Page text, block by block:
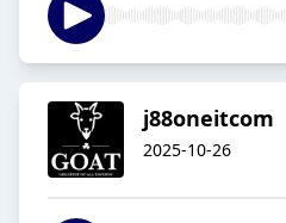
j88oneitcom
2025-10-26